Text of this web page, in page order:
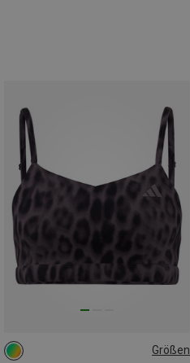
Größen
XS